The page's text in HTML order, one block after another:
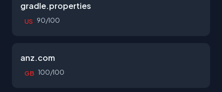
gradle.properties
US 90/100
anz.com
GB 100/100